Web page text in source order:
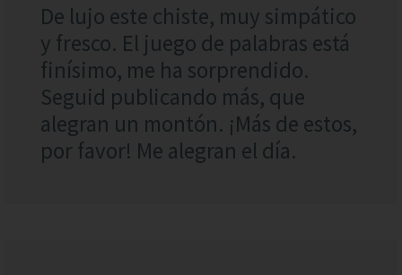
De lujo este chiste, muy simpático
y fresco. El juego de palabras está
finísimo, me ha sorprendido.
Seguid publicando más, que
alegran un montón. ¡Más de estos,
por favor! Me alegran el día.